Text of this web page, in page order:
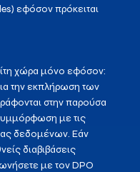
εφόσον πρόκειται
χώρα μόνο εφόσον:
την εκπλήρωση των
στην παρούσα
με τις
δεδομένων. Εάν
διαβιβάσεις
με τον DPO